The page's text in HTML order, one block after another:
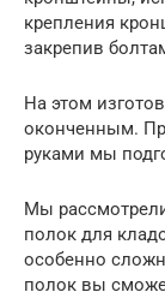
крепления
закрепив
На этом
оконченным.
руками мы
Мы
полок для
особенно
полок вы